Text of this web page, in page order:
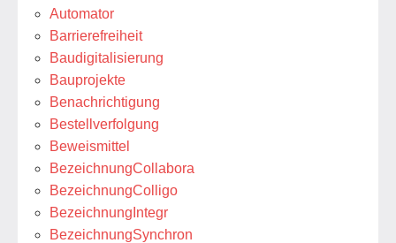
Automator
Barrierefreiheit
Baudigitalisierung
Bauprojekte
Benachrichtigung
Bestellverfolgung
Beweismittel
BezeichnungCollabora
BezeichnungColligo
BezeichnungIntegr
BezeichnungSynchron